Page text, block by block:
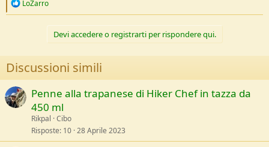
R
e
n
s
:
LoZarro
Devi accedere o registrarti per rispondere qui.
Discussioni simili
Penne alla trapanese di Hiker Chef in tazza da
450 ml
Rikpal Cibo
Risposte 10 28 Aprile 2023